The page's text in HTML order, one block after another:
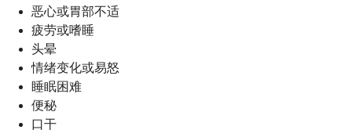
恶心或胃部不适
疲劳或嗜睡
头晕
情绪变化或易怒
睡眠困难
便秘
口干